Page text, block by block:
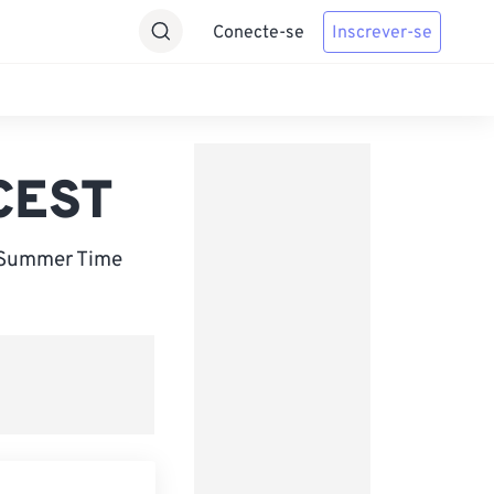
Conecte-se Inscrever-se
Time